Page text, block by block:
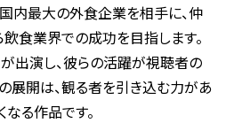
国内最大の外食企業を相手に、仲
食業界での成功を目指します。
が出演し、彼らの活躍が視聴者の
展開は、観る者を引き込む力があ
る作品です。